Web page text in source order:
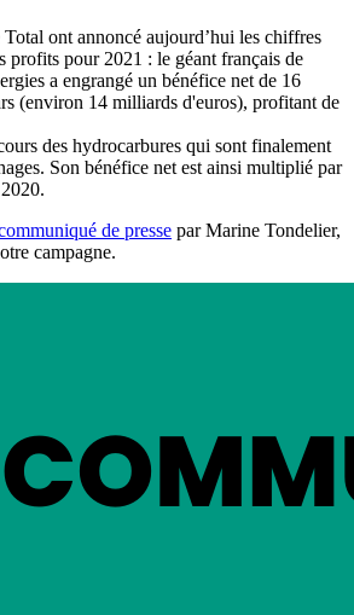
ont annoncé aujourd’hui les chiffres
profits pour 2021 : le géant français de
a engrangé un bénéfice net de 16
(environ 14 milliards d'euros), profitant de
des hydrocarbures qui sont finalement
Son bénéfice net est ainsi multiplié par
de presse par Marine Tondelier,
campagne.